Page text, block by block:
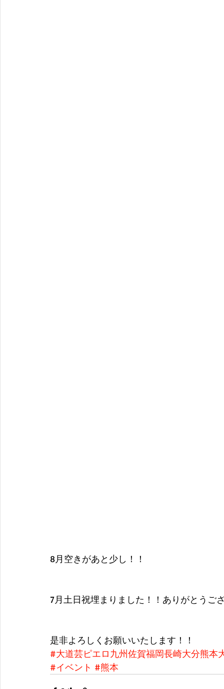
8月空きがあと少し！！
7月土日祝埋まりました！！ありがとうご
是非よろしくお願いいたします！！
#大道芸ピエロ九州佐賀福岡長崎大分熊本
#イベント #熊本